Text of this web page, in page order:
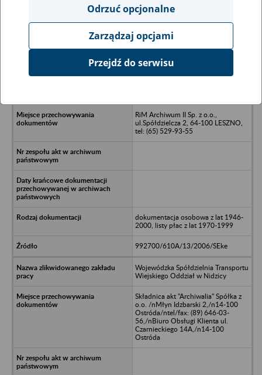
Ukryj wszystkie pozycje bazy
Spółdzielnia Pracy Transportowo-
RiM Archiwum II Sp. z o.o.,
ul.Spółdzielcza 2, 64-100 LESZNO,
tel: (65) 529-93-55
dokumentacja osobowa z lat 1946-
2000, listy płac z lat 1970-1999
992700/610A/13/2006/SEke
Wojewódzka Spółdzielnia Transportu
Wiejskiego Oddział w Nidzicy
Składnica akt "Archiwalia" Spółka z
o.o. /nMłyn Idzbarski 2,/n14-100
Ostróda/ntel/fax: (89) 646-03-
56,/nBiuro Obsługi Klienta ul.
Czarnieckiego 14A,/n14-100
Ostróda
Odrzuć opcjonalne
Zarządzaj opcjami
Przejdź do serwisu